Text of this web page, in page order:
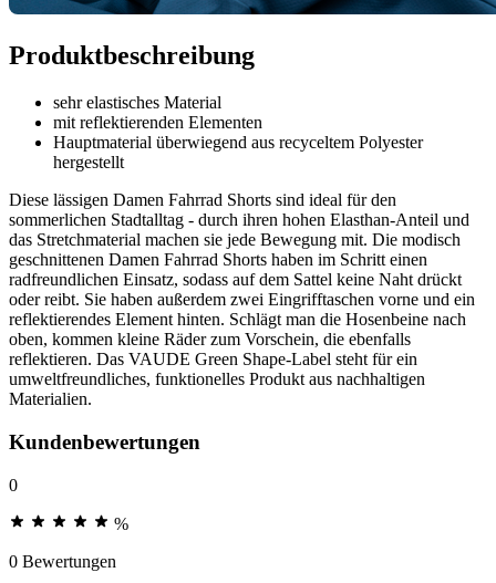
Produktbeschreibung
sehr elastisches Material
mit reflektierenden Elementen
Hauptmaterial überwiegend aus recyceltem Polyester
hergestellt
Diese lässigen Damen Fahrrad Shorts sind ideal für den
sommerlichen Stadtalltag - durch ihren hohen Elasthan-Anteil und
das Stretchmaterial machen sie jede Bewegung mit. Die modisch
geschnittenen Damen Fahrrad Shorts haben im Schritt einen
radfreundlichen Einsatz, sodass auf dem Sattel keine Naht drückt
oder reibt. Sie haben außerdem zwei Eingrifftaschen vorne und ein
reflektierendes Element hinten. Schlägt man die Hosenbeine nach
oben, kommen kleine Räder zum Vorschein, die ebenfalls
reflektieren. Das VAUDE Green Shape-Label steht für ein
umweltfreundliches, funktionelles Produkt aus nachhaltigen
Materialien.
Kundenbewertungen
0
%
0 Bewertungen